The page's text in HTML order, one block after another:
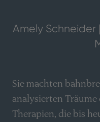
Amely Schneider
Sie machten
analysierten
Therapien, die bis